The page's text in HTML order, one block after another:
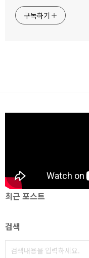
구독하기
최근 포스트
검색